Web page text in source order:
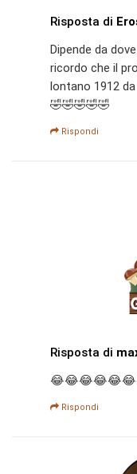
Risposta di
Dipende da
ricordo che il
lontano 1912
🤣🤣🤣🤣🤣
Rispondi
Risposta di
Rispondi